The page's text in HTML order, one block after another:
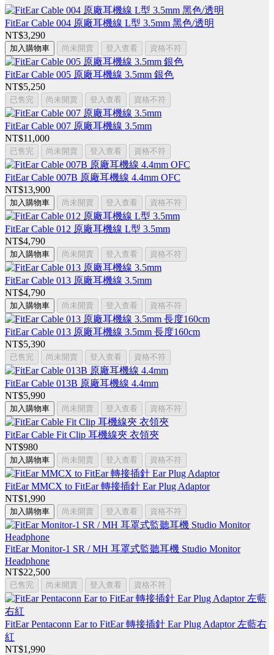
FitEar Cable 004 原廠耳機線 L型 3.5mm 黑色/透明
NT$3,290
加入購物車 尚未開賣 登入查看 資格不符
FitEar Cable 005 原廠耳機線 3.5mm 銀色
NT$5,250
已售完 尚未開賣 登入查看 資格不符
FitEar Cable 007 原廠耳機線 3.5mm
NT$11,000
已售完 尚未開賣 登入查看 資格不符
FitEar Cable 007B 原廠耳機線 4.4mm OFC
NT$13,900
加入購物車 尚未開賣 登入查看 資格不符
FitEar Cable 012 原廠耳機線 L型 3.5mm
NT$4,790
加入購物車 尚未開賣 登入查看 資格不符
FitEar Cable 013 原廠耳機線 3.5mm
NT$4,790
加入購物車 尚未開賣 登入查看 資格不符
FitEar Cable 013 原廠耳機線 3.5mm 長度160cm
NT$5,390
已售完 尚未開賣 登入查看 資格不符
FitEar Cable 013B 原廠耳機線 4.4mm
NT$5,990
加入購物車 尚未開賣 登入查看 資格不符
FitEar Cable Fit Clip 耳機線夾 衣領夾
NT$980
加入購物車 尚未開賣 登入查看 資格不符
FitEar MMCX to FitEar 轉接插針 Ear Plug Adaptor
NT$1,990
加入購物車 尚未開賣 登入查看 資格不符
FitEar Monitor-1 SR / MH 耳罩式監聽耳機 Studio Monitor
Headphone
NT$22,500
已售完 尚未開賣 登入查看 資格不符
FitEar Pentaconn Ear to FitEar 轉接插針 Ear Plug Adaptor 左藍右
紅
NT$1,990